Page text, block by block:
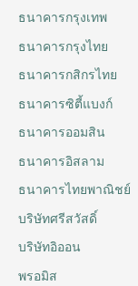
ธนาคารกรุงเทพ
ธนาคารกรุงไทย
ธนาคารกสิกรไทย
ธนาคารซิตี้แบงก์
ธนาคารออมสิน
ธนาคารอิสลาม
ธนาคารไทยพาณิชย์
บริษัทศรีสวัสดิ์
บริษัทอิออน
พรอมิส